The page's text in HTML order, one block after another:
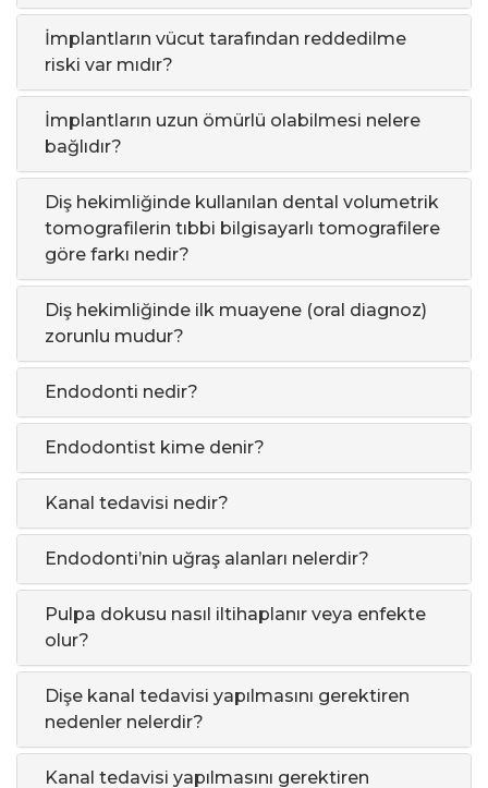
İmplantların vücut tarafından reddedilme
riski var mıdır?
İmplantların uzun ömürlü olabilmesi nelere
bağlıdır?
Diş hekimliğinde kullanılan dental volumetrik
tomografilerin tıbbi bilgisayarlı tomografilere
göre farkı nedir?
Diş hekimliğinde ilk muayene (oral diagnoz)
zorunlu mudur?
Endodonti nedir?
Endodontist kime denir?
Kanal tedavisi nedir?
Endodonti’nin uğraş alanları nelerdir?
Pulpa dokusu nasıl iltihaplanır veya enfekte
olur?
Dişe kanal tedavisi yapılmasını gerektiren
nedenler nelerdir?
Kanal tedavisi yapılmasını gerektiren